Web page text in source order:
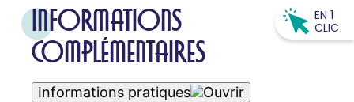
INFORMATIONS
COMPLÉMENTAIRES
Informations pratiques
EN 1
CLIC